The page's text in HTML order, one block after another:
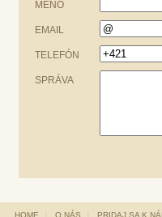
MENO
EMAIL
TELEFÓN
SPRÁVA
HOME O NÁS PRIDAJ SA K